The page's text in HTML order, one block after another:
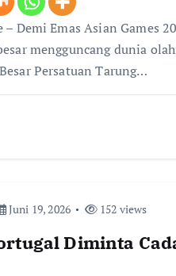
Demi Emas Asian Games
mengguncang dunia
Persatuan Tarung…
Juni 19, 2026 152 views
Diminta